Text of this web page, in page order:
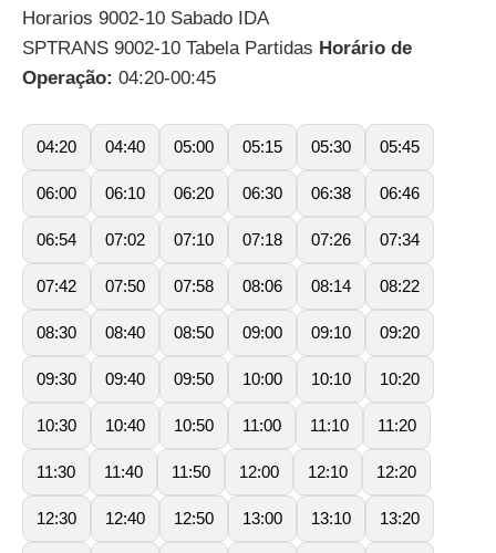
Horarios 9002-10 Sabado IDA
SPTRANS 9002-10 Tabela Partidas Horário de
Operação: 04:20-00:45
04:20 04:40 05:00 05:15 05:30 05:45
06:00 06:10 06:20 06:30 06:38 06:46
06:54 07:02 07:10 07:18 07:26 07:34
07:42 07:50 07:58 08:06 08:14 08:22
08:30 08:40 08:50 09:00 09:10 09:20
09:30 09:40 09:50 10:00 10:10 10:20
10:30 10:40 10:50 11:00 11:10 11:20
11:30 11:40 11:50 12:00 12:10 12:20
12:30 12:40 12:50 13:00 13:10 13:20